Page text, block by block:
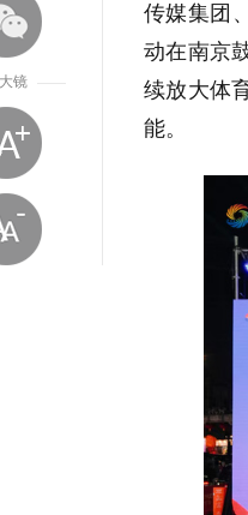
镜
传媒集团
动在南京
续放大体
能。